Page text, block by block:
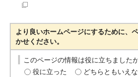
より良いホームページにするために、
かせください。
このページの情報は役に立ちました
役に立った
どちらともいえ